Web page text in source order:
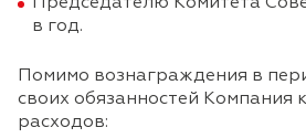
Председателю Комитета
в год.
Помимо вознаграждения в
своих обязанностей
расходов: